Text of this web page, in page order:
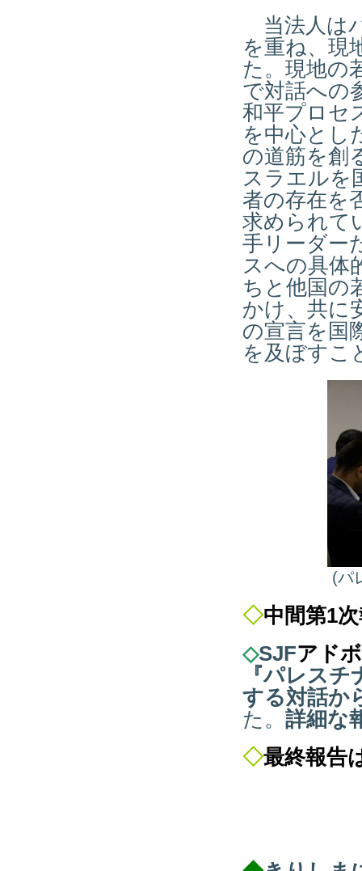
当法人は
を重ね、現
た。現地の
で対話への
和平プロセ
を中心とし
の道筋を創
スラエルを
者の存在を
求められて
手リーダー
スへの具体
ちと他国の
かけ、共に
の宣言を国
を及ぼすこ
(パ
◇中間第1
◇SJFアド
『パレス
する対話か
た 。 詳細な
◇最終報告